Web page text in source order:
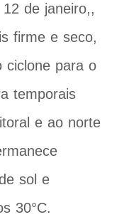
de janeiro,,
firme e seco,
ciclone para o
temporais
e ao norte
sol e
30°C.